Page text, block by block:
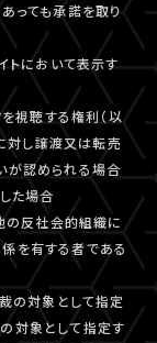
っても承諾を取り
トにおいて表示す
視聴する権利（以
に対し譲渡又は転売
が認められる場合
た場合
の反社会的組織に
を有する者である
の対象として指定
対象として指定す